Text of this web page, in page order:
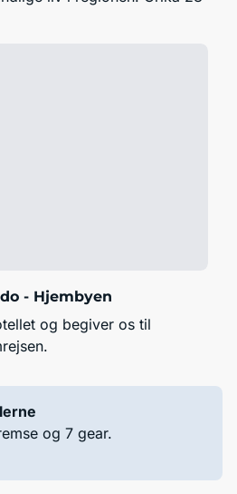
- Hjembyen
og begiver os til
og 7 gear.